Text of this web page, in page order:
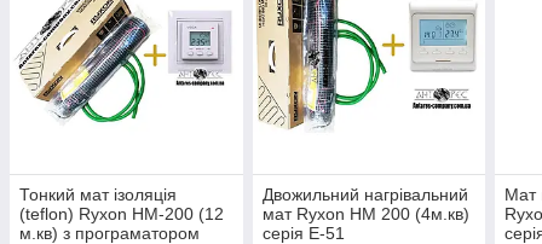
Тонкий мат ізоляція
(teflon) Ryxon HM-200 (12
м.кв) з програматором
Двожильний нагрівальний
мат Ryxon НМ 200 (4м.кв)
серія E-51
Мат